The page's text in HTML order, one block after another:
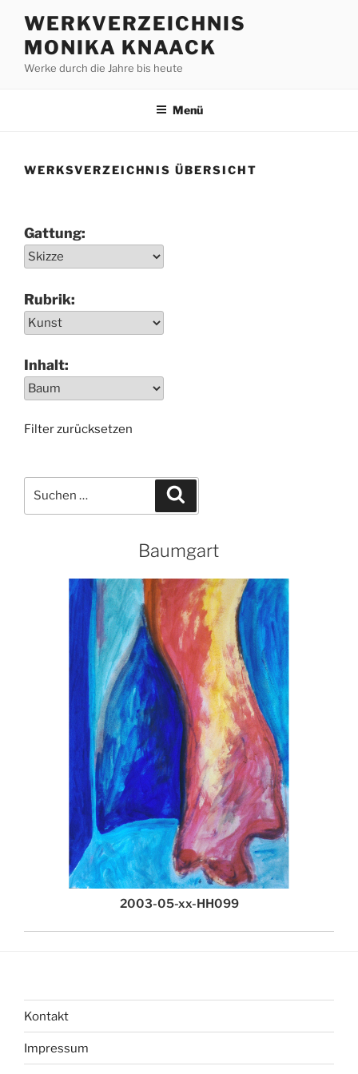
Inhalt
springen
WERKVERZEICHNIS
MONIKA KNAACK
Werke durch die Jahre bis heute
Menü
WERKSVERZEICHNIS ÜBERSICHT
Gattung:
Rubrik:
Inhalt:
Filter zurücksetzen
nach:
Baumgart
2003-05-xx-HH099
Kontakt
Impressum